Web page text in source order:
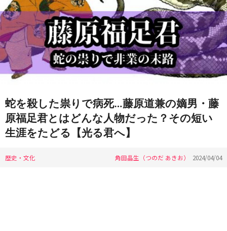
蛇を殺した祟りで病死…藤原道兼の嫡男・藤
原福足君とはどんな人物だった？その短い
生涯をたどる【光る君へ】
歴史・文化 角田晶生（つのだ あきお） 2024/04/04